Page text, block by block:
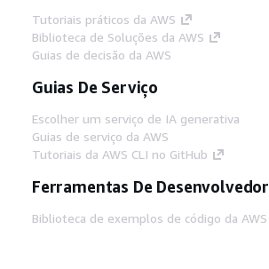
Tutoriais práticos da AWS
Biblioteca de Soluções da AWS
Guias de decisão da AWS
Guias De Serviço
Escolher um serviço de IA generativa
Guias de serviço da AWS
Tutoriais da AWS CLI no GitHub
Ferramentas De Desenvolvedor
Biblioteca de exemplos de código da AWS